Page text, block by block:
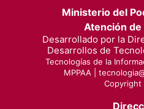
Ministerio del
Atención de
Desarrollado por la
Desarrollos de
Tecnologías de la
MPPAA |